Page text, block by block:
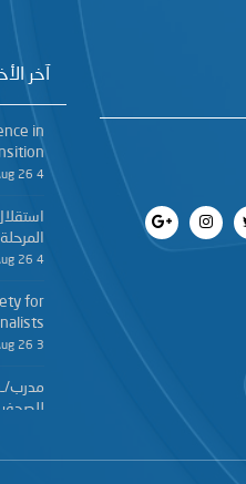
آخر
in
4 Aug 26
4 Aug 26
for
3 Aug 26
مدرب/